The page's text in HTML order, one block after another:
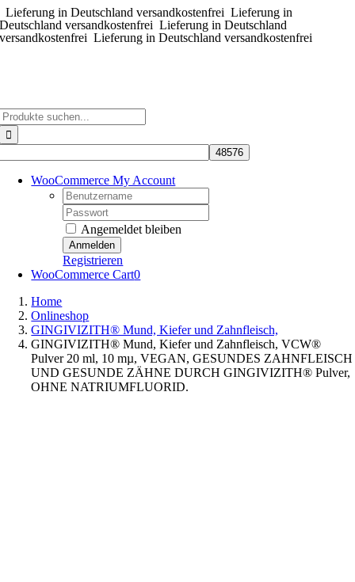
Zum
Inhalt
springen
Lieferung in Deutschland versandkostenfreiLieferung in
Deutschland versandkostenfrei Lieferung in Deutschland
versandkostenfreiLieferung in Deutschland versandkostenfrei
WooCommerce My Account
Username:
Password:
Angemeldet bleiben
Registrieren
WooCommerce Cart0
Home
Onlineshop
GINGIVIZITH® Mund, Kiefer und Zahnfleisch,
GINGIVIZITH® Mund, Kiefer und Zahnfleisch, VCW®
Pulver 20 ml, 10 mµ, VEGAN, GESUNDES ZAHNFLEISCH
UND GESUNDE ZÄHNE DURCH GINGIVIZITH® Pulver,
OHNE NATRIUMFLUORID.